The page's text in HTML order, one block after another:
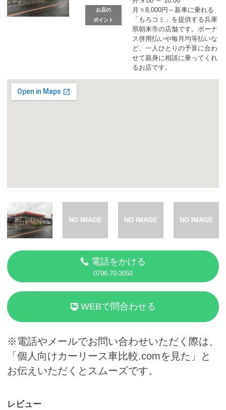
お店の
ポイント
月々8,000円～新車に乗れる
「もろコミ」を提供する兵庫
県朝来市の店舗です。ボーナ
ス併用払いや毎月均等払いな
ど、一人ひとりの予算に合わ
せて親身に相談に乗ってくれ
るお店です。
電話をかける
0796-70-3050
WEBで問合わせる
※電話やメールでお問い合わせいただく際は、
「個人向けカーリース車比較.comを見た」と
お伝えいただくとスムーズです。
レビュー